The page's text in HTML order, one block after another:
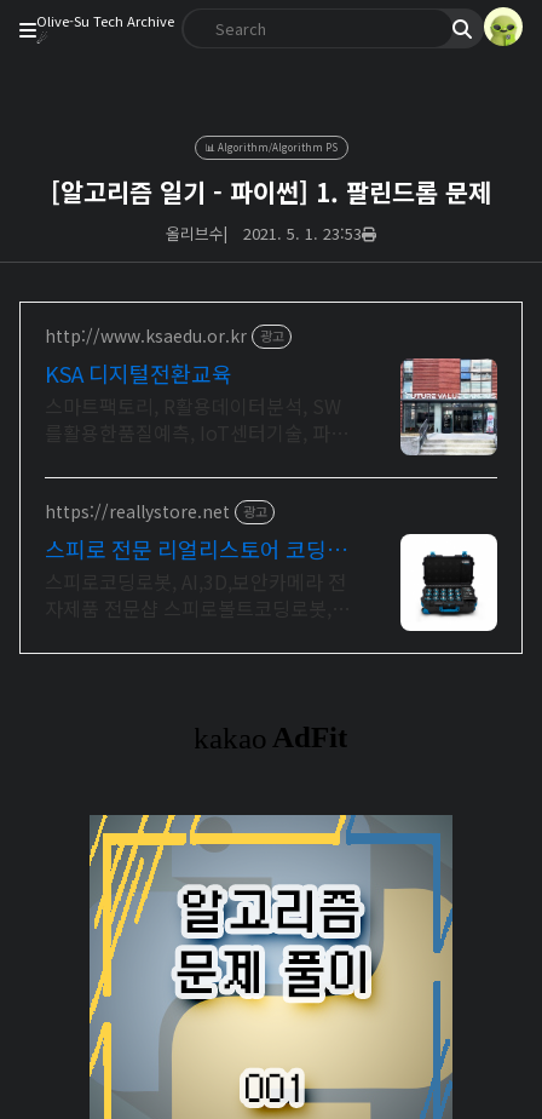
Olive-Su Tech Archive
☄︎
📊 Algorithm/Algorithm PS
[알고리즘 일기 - 파이썬] 1. 팔린드롬 문제
올리브수| 2021. 5. 1. 23:53
http://www.ksaedu.or.kr 광고
KSA 디지털전환교육
https://reallystore.net 광고
스피로 전문 리얼리스토어 코딩교
로 전문몰